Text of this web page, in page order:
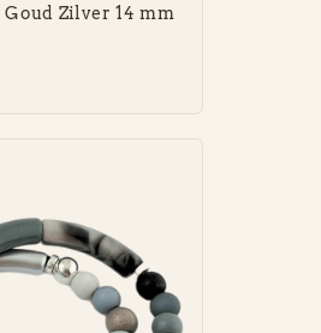
Goud Zilver 14 mm